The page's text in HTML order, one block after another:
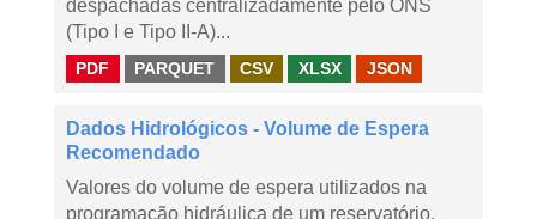
despachadas centralizadamente pelo ONS
(Tipo I e Tipo II-A)...
PDF PARQUET CSV XLSX JSON
Dados Hidrológicos - Volume de Espera
Recomendado
Valores do volume de espera utilizados na
programação hidráulica de um reservatório.